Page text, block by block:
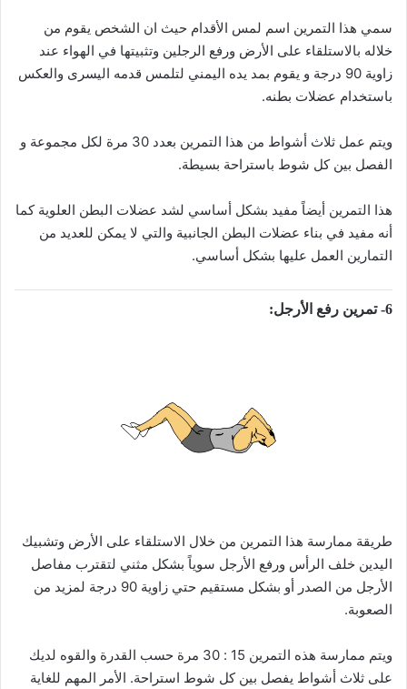
سمي هذا التمرين اسم لمس الأقدام حيث ان الشخص يقوم من
خلاله بالاستلقاء على الأرض ورفع الرجلين وتثبيتها في الهواء عند
زاوية 90 درجة و يقوم بمد يده اليمني لتلمس قدمه اليسرى والعكس
باستخدام عضلات بطنه.
ويتم عمل ثلاث أشواط من هذا التمرين بعدد 30 مرة لكل مجموعة و
الفصل بين كل شوط باستراحة بسيطة.
هذا التمرين أيضاً مفيد بشكل أساسي لشد عضلات البطن العلوية كما
أنه مفيد في بناء عضلات البطن الجانبية والتي لا يمكن للعديد من
التمارين العمل عليها بشكل أساسي.
6- تمرين رفع الأرجل:
طريقة ممارسة هذا التمرين من خلال الاستلقاء على الأرض وتشبيك
اليدين خلف الرأس ورفع الأرجل سوياً بشكل مثني لتقترب مفاصل
الأرجل من الصدر أو بشكل مستقيم حتي زاوية 90 درجة لمزيد من
الصعوبة.
ويتم ممارسة هذه التمرين 15 : 30 مرة حسب القدرة والقوه لديك
على ثلاث أشواط يفصل بين كل شوط استراحة. الأمر المهم للغاية